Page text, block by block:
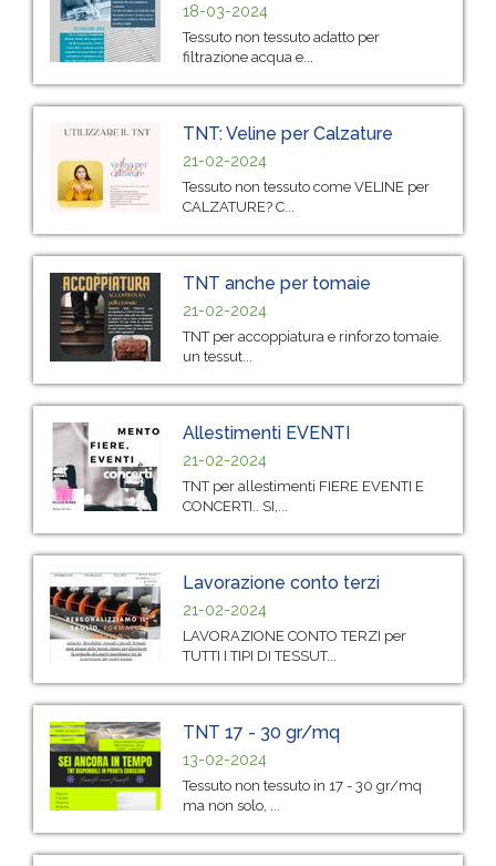
18-03-2024
Tessuto non tessuto adatto per
filtrazione acqua e...
TNT: Veline per Calzature
21-02-2024
Tessuto non tessuto come VELINE per
CALZATURE? C...
TNT anche per tomaie
21-02-2024
TNT per accoppiatura e rinforzo tomaie.
un tessut...
Allestimenti EVENTI
21-02-2024
TNT per allestimenti FIERE EVENTI E
CONCERTI.. SI,...
Lavorazione conto terzi
21-02-2024
LAVORAZIONE CONTO TERZI per
TUTTI I TIPI DI TESSUT...
TNT 17 - 30 gr/mq
13-02-2024
Tessuto non tessuto in 17 - 30 gr/mq
ma non solo, ...